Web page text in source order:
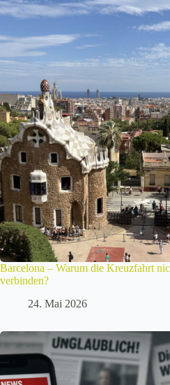
Barcelona – Warum die Kreuzfahrt
verbinden?
24. Mai 2026